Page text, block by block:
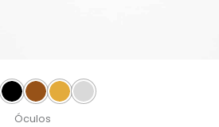
Óculos